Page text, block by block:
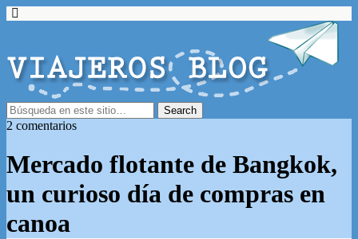
2 comentarios
Mercado flotante de Bangkok,
un curioso día de compras en
canoa